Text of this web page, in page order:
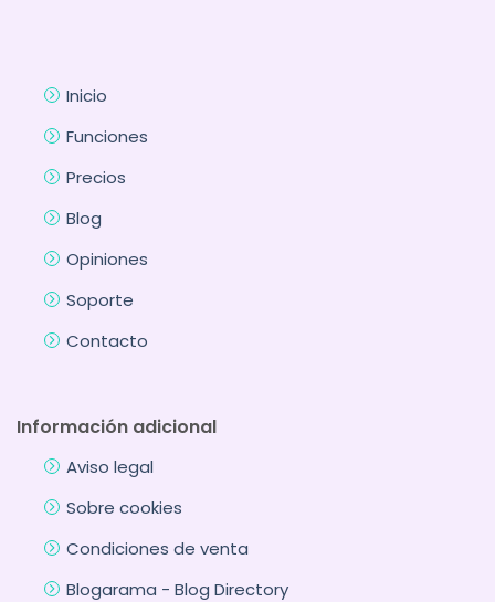
Inicio
Funciones
Precios
Blog
Opiniones
Soporte
Contacto
Información adicional
Aviso legal
Sobre cookies
Condiciones de venta
Blogarama - Blog Directory